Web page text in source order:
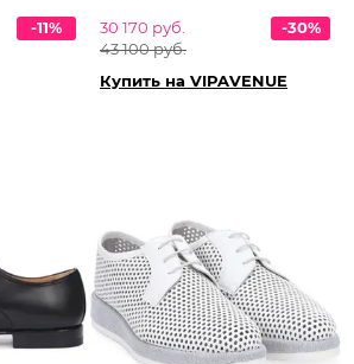
-11%
30 170 руб.
43 100 руб.
-30%
Купить на VIPAVENUE